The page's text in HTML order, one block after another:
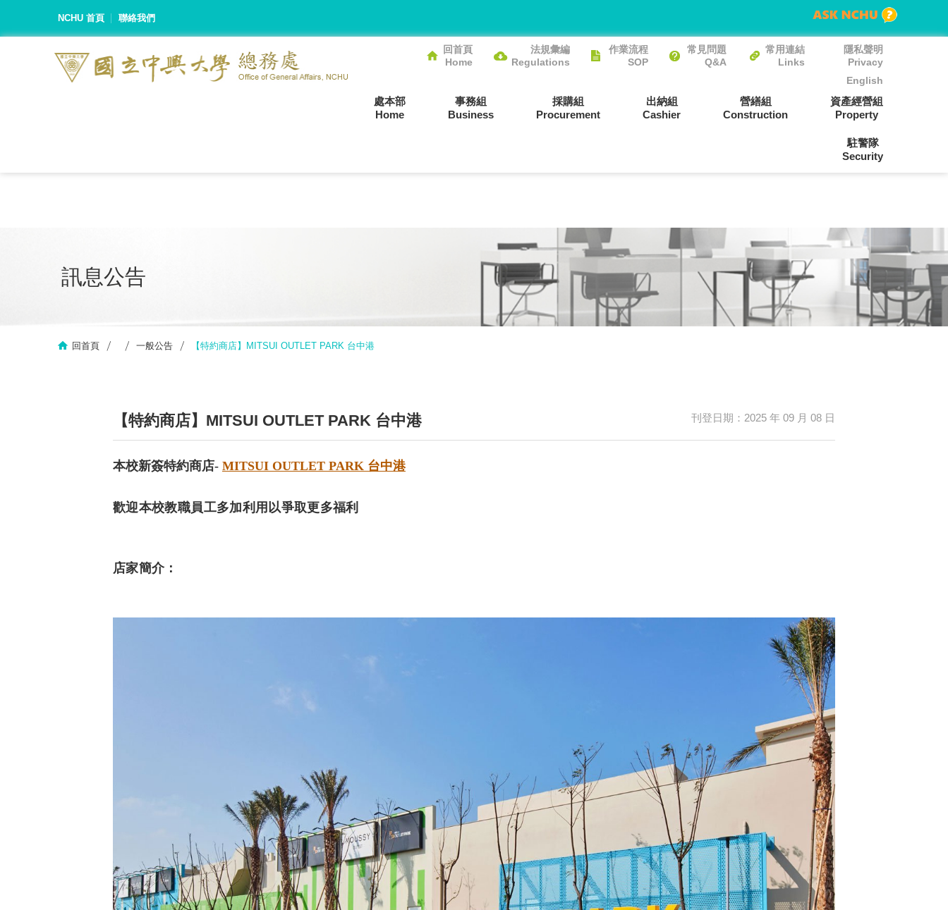
NCHU 首頁 聯絡我們
回首頁
Home
法規彙編
Regulations
作業流程
SOP
常見問題
Q&A
常用連結
Links
隱私聲明
Privacy
English
處本部
Home
事務組
Business
採購組
Procurement
出納組
Cashier
營繕組
Construction
資產經營組
Property
駐警隊
Security
訊息公告
回首頁 一般公告 【特約商店】MITSUI OUTLET PARK 台中港
【特約商店】MITSUI OUTLET PARK 台中港 刊登日期：2025 年 09 月 08 日
本校新簽特約商店- MITSUI OUTLET PARK 台中港
歡迎本校教職員工多加利用以爭取更多福利
店家簡介：